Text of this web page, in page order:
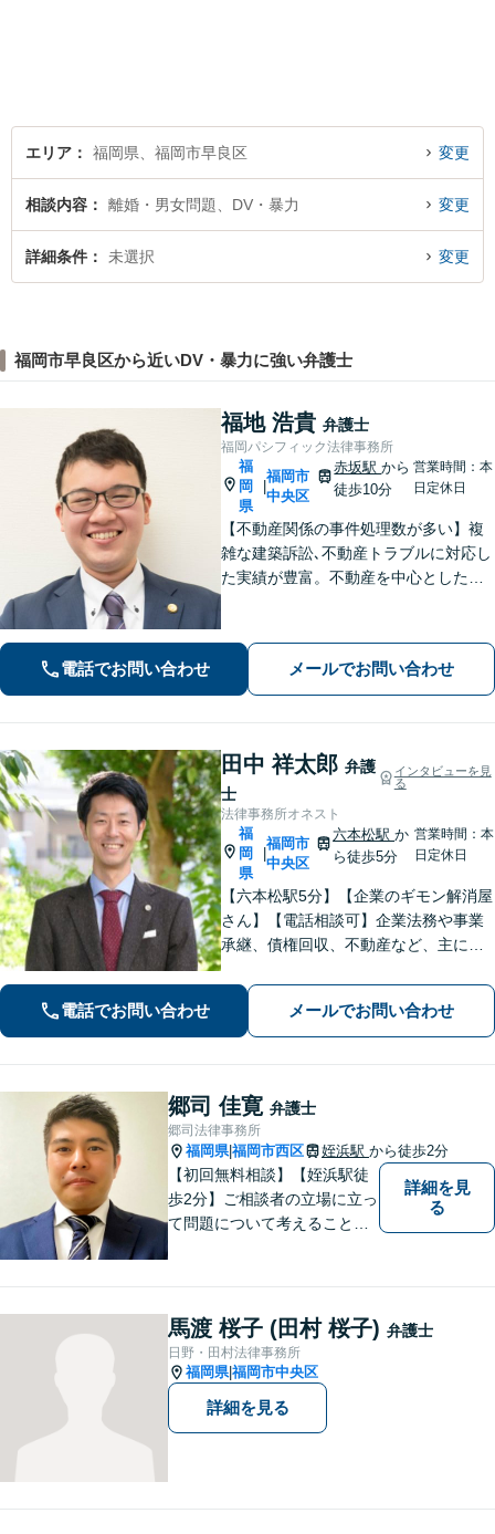
す。
エリア 福岡県、福岡市早良区 変更
相談内容 離婚・男女問題、DV・暴力 変更
詳細条件 未選択 変更
福岡市早良区から近いDV・暴力に強い弁護士
福地 浩貴 弁護士
福岡パシフィック法律事務所
福
岡
県
福岡市
中央区
赤坂駅から
徒歩10分
営業時間：本
日定休日
【不動産関係の事件処理数が多い】複
雑な建築訴訟､不動産トラブルに対応し
た実績が豊富。不動産を中心とした相
法務、顧客とのトラブル、予防法務も
お任せ【六本松駅2分】
電話でお問い合わせ メールでお問い合わせ
田中 祥太郎 弁護
士
インタビューを見
る
法律事務所オネスト
福
岡
県
福岡市
中央区
六本松駅か
ら徒歩5分
営業時間：本
日定休日
【六本松駅5分】【企業のギモン解消屋
さん】【電話相談可】企業法務や事業
承継、債権回収、不動産など、主に企
のみなさまが安心して本業に専念でき
るよう、法律に関するちょっとした疑
問や悩みも迅速に解消。ぜひご相談く
ださい。
電話でお問い合わせ メールでお問い合わせ
郷司 佳寛 弁護士
郷司法律事務所
福岡県|福岡市西区 姪浜駅 から徒歩2分
【初回無料相談】【姪浜駅徒
歩2分】ご相談者の立場に立っ
て問題について考えることが
あらゆる問題解決に精通。
【電話相談可】
詳細を見
る
馬渡 桜子 (田村 桜子) 弁護士
日野・田村法律事務所
福岡県|福岡市中央区
詳細を見る